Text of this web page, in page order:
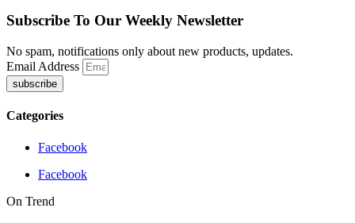
Subscribe To Our Weekly Newsletter
No spam, notifications only about new products, updates.
Email Address
subscribe
Categories
Facebook
Facebook
On Trend